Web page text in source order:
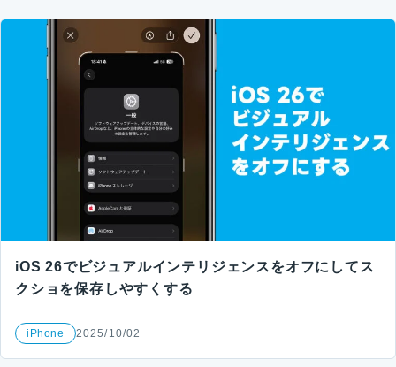
iOS 26でビジュアルインテリジェンスをオフにしてス
クショを保存しやすくする
iPhone 2025/10/02